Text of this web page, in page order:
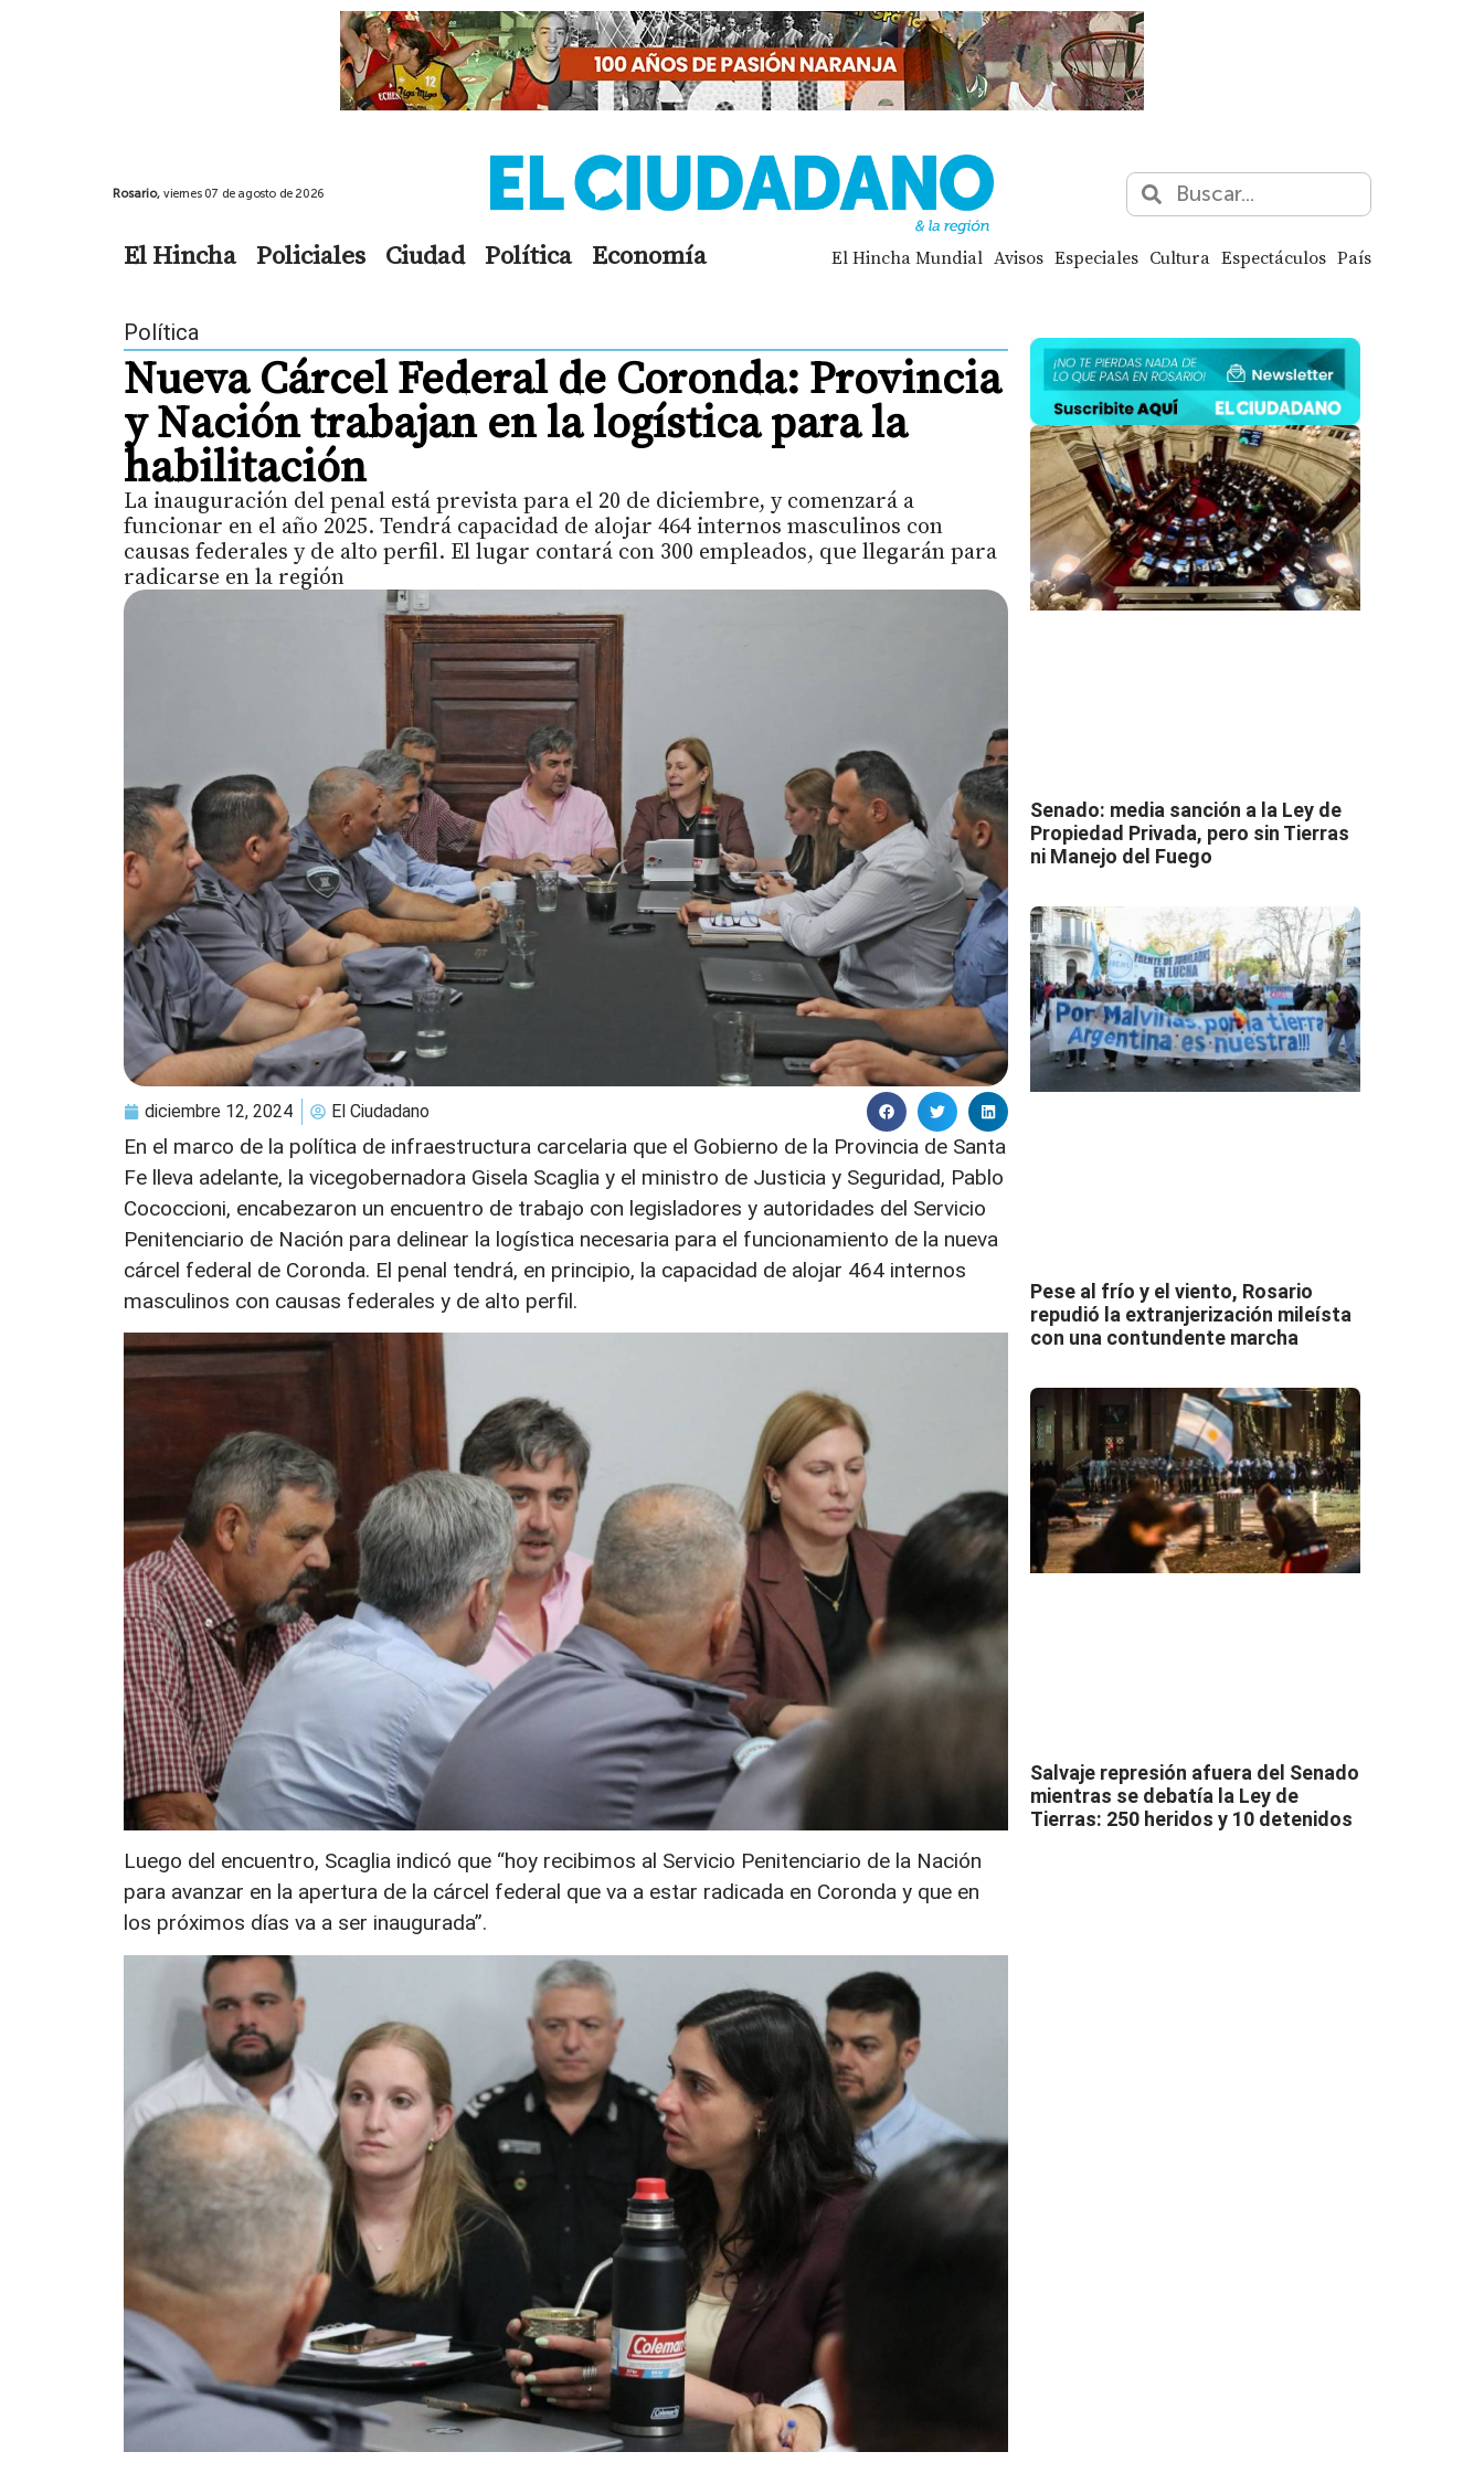
Rosario, viernes 07 de agosto de 2026
El Hincha Policiales Ciudad Política Economía El Hincha Mundial Avisos Especiales Cultura Espectáculos País
Política
Nueva Cárcel Federal de Coronda: Provincia
y Nación trabajan en la logística para la
habilitación
La inauguración del penal está prevista para el 20 de diciembre, y comenzará a
funcionar en el año 2025. Tendrá capacidad de alojar 464 internos masculinos con
causas federales y de alto perfil. El lugar contará con 300 empleados, que llegarán para
radicarse en la región
diciembre 12, 2024 El Ciudadano
En el marco de la política de infraestructura carcelaria que el Gobierno de la Provincia de Santa
Fe lleva adelante, la vicegobernadora Gisela Scaglia y el ministro de Justicia y Seguridad, Pablo
Cococcioni, encabezaron un encuentro de trabajo con legisladores y autoridades del Servicio
Penitenciario de Nación para delinear la logística necesaria para el funcionamiento de la nueva
cárcel federal de Coronda. El penal tendrá, en principio, la capacidad de alojar 464 internos
masculinos con causas federales y de alto perfil.
Luego del encuentro, Scaglia indicó que “hoy recibimos al Servicio Penitenciario de la Nación
para avanzar en la apertura de la cárcel federal que va a estar radicada en Coronda y que en
los próximos días va a ser inaugurada”.
Senado: media sanción a la Ley de
Propiedad Privada, pero sin Tierras
ni Manejo del Fuego
Pese al frío y el viento, Rosario
repudió la extranjerización mileísta
con una contundente marcha
Salvaje represión afuera del Senado
mientras se debatía la Ley de
Tierras: 250 heridos y 10 detenidos